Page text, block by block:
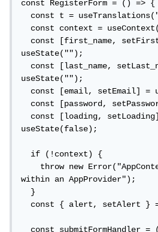
type: "error" });
const RegisterForm = () => {
  const t = useTranslations("Auth");
  const context = useContext(AppContext);
  const [first_name, setFirst_name] =
useState("");
  const [last_name, setLast_name] =
useState("");
  const [email, setEmail] = useState("");
  const [password, setPassword] = useState("");
  const [loading, setLoading] =
useState(false);
  if (!context) {
    throw new Error("AppContext must be used
within an AppProvider");
  }
  const { alert, setAlert } = context;
  const submitFormHandler = (e: FormEvent) => {